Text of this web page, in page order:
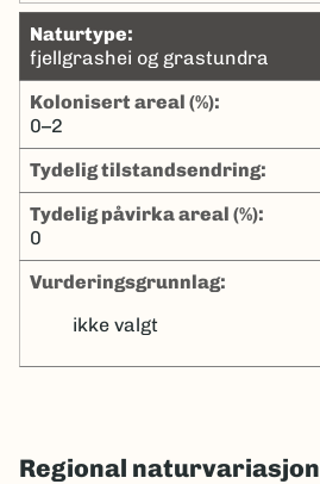
naturtype:
fjellgrashei og grastundra
kolonisert areal (%):
0–2
tydelig tilstandsendring:
tydelig påvirka areal (%):
0
Vurderingsgrunnlag:
ikke valgt
Regional naturvariasjon